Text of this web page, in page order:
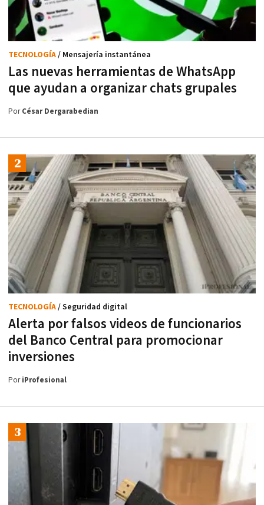
Las nuevas herramientas de WhatsApp
que ayudan a organizar chats grupales
TECNOLOGÍA/ Mensajería instantánea
PorCésar Dergarabedian
Alerta por falsos videos de funcionarios
del Banco Central para promocionar
inversiones
TECNOLOGÍA/ Seguridad digital
PoriProfesional